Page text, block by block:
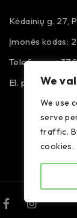
We
We use
serve
traffic.
cookies.
Kėdainių g. 27,
Įmonės kodas:
Telefonas:
El. paštas: